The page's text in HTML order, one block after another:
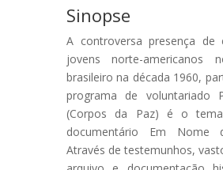
Sinopse
A controversa presença de
jovens norte-americanos
brasileiro na década 1960,
programa de voluntariado
(Corpos da Paz) é o
documentário Em Nome
Através de testemunhos,